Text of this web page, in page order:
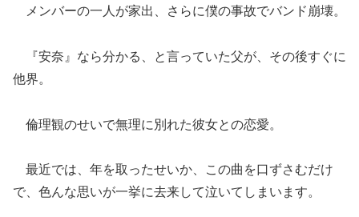
メンバーの一人が家出、さらに僕の事故でバンド崩壊。
『安奈』なら分かる、と言っていた父が、その後すぐに
他界。
倫理観のせいで無理に別れた彼女との恋愛。
最近では、年を取ったせいか、この曲を口ずさむだけ
で、色んな思いが一挙に去来して泣いてしまいます。